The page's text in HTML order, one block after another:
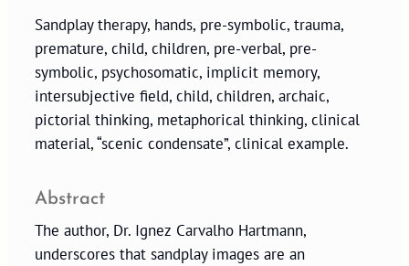
Sandplay therapy, hands, pre-symbolic, trauma,
premature, child, children, pre-verbal, pre-
symbolic, psychosomatic, implicit memory,
intersubjective field, child, children, archaic,
pictorial thinking, metaphorical thinking, clinical
material, “scenic condensate”, clinical example.
Abstract
The author, Dr. Ignez Carvalho Hartmann,
underscores that sandplay images are an